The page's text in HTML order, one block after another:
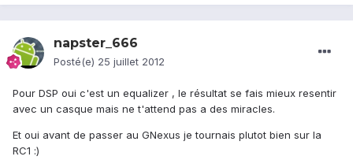
napster_666
Posté(e) 25 juillet 2012
Pour DSP oui c'est un equalizer , le résultat se fais mieux resentir
avec un casque mais ne t'attend pas a des miracles.
Et oui avant de passer au GNexus je tournais plutot bien sur la
RC1 :)